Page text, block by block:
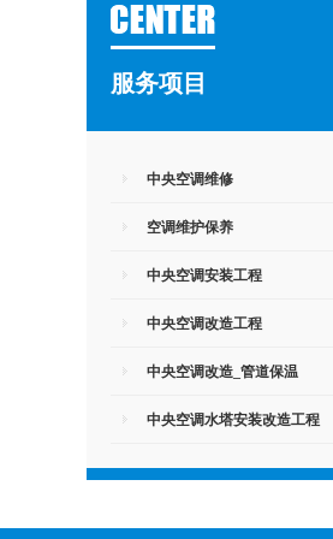
服务项目
中央空调维修
空调维护保养
中央空调安装工程
中央空调改造工程
中央空调改造_管道保温
中央空调水塔安装改造工程